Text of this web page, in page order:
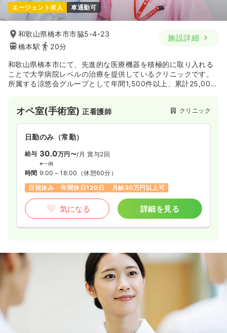
日勤のみ（常勤） 一時募集休止
給与 15.5〜28.0万円/月
※一例
時間 9:00～17:30
日祝休み
担当業務未経験可 月給28万円以上可
気になる 詳細を見る
エージェント求人 車通勤可
和歌山県橋本市市脇5-4-23
橋本駅
20分
施設詳細
和歌山県橋本市にて、先進的な医療機器を積極的に取り入れる
ことで大学病院レベルの治療を提供しているクリニックです。
所属する涼悠会グループとして年間1,500件以上、累計25,000
な治療環境が整っています。院内では定期的にスタッフ勉強会
を開催して知識を深めており、術後の5年先、10年先まで見据
えたきめ細かいフォローやコミュニケーションを大切にしなが
ら、地域の皆さまへ安心の医療を提供しています。
オペ室(手術室)正看護師 クリニック
日勤のみ（常勤）
給与 30.0万円〜/月 賞与2回
※一例
時間 9:00～18:00 （休憩60分）
日祝休み
年間休日120日 月給30万円以上可
気になる 詳細を見る